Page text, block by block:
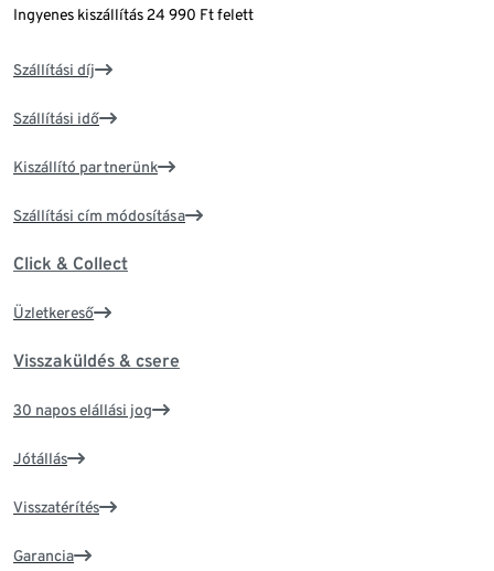
Ingyenes kiszállítás 24 990 Ft felett
Szállítási díj
Szállítási idő
Kiszállító partnerünk
Szállítási cím módosítása
Click & Collect
Üzletkereső
Visszaküldés & csere
30 napos elállási jog
Jótállás
Visszatérítés
Garancia